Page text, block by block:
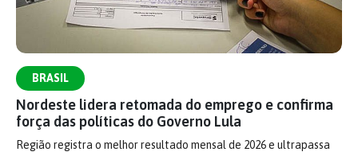
BRASIL
Nordeste lidera retomada do emprego e confirma
força das políticas do Governo Lula
Região registra o melhor resultado mensal de 2026 e ultrapassa